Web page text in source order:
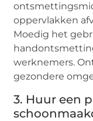
oppervlakken
Moedig het
werknemers.
gezondere
3. Huur een